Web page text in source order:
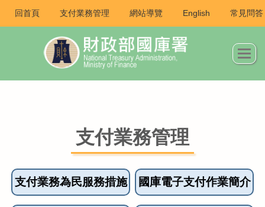
回首頁 支付業務管理 網站導覽 English 常見問答
支付業務管理
支付業務為民服務措施 國庫電子支付作業簡介